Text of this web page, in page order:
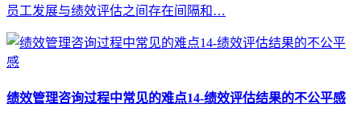
员工发展与绩效评估之间存在间隔和…
绩效管理咨询过程中常见的难点14-绩效评估结果的不公平感